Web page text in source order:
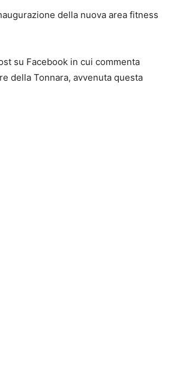
della nuova area fitness
su Facebook in cui commenta
della Tonnara, avvenuta questa